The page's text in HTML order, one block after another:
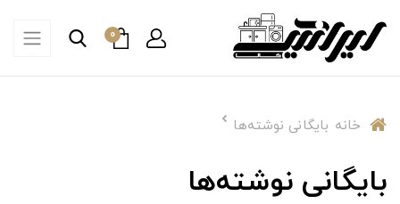
0
خانه بایگانی نوشته‌ها
بایگانی نوشته‌ها